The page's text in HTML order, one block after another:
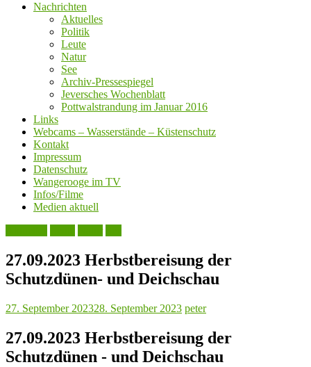
Nachrichten
Aktuelles
Politik
Leute
Natur
See
Archiv-Pressespiegel
Jeversches Wochenblatt
Pottwalstrandung im Januar 2016
Links
Webcams – Wasserstände – Küstenschutz
Kontakt
Impressum
Datenschutz
Wangerooge im TV
Infos/Filme
Medien aktuell
27.09.2023 Herbstbereisung der
Schutzdünen- und Deichschau
27. September 202328. September 2023 peter
27.09.2023 Herbstbereisung der
Schutzdünen - und Deichschau